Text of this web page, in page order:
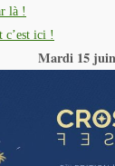
là !
c’est ici !
Mardi 15 juin